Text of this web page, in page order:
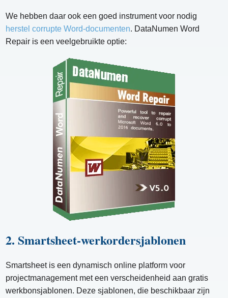
We hebben daar ook een goed instrument voor nodig
herstel corrupte Word-documenten. DataNumen Word
Repair is een veelgebruikte optie:
2. Smartsheet-werkordersjablonen
Smartsheet is een dynamisch online platform voor
projectmanagement met een verscheidenheid aan gratis
werkbonsjablonen. Deze sjablonen, die beschikbaar zijn